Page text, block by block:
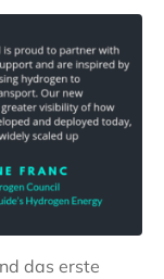
das erste